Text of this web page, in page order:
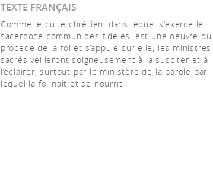
TEXTE FRANÇAIS
Comme le culte chrétien, dans lequel s’exerce le
sacerdoce commun des fidèles, est une oeuvre qui
procède de la foi et s’appuie sur elle, les ministres
sacrés veilleront soigneusement à la susciter et à
l’éclairer, surtout par le ministère de la parole par
lequel la foi naît et se nourrit.